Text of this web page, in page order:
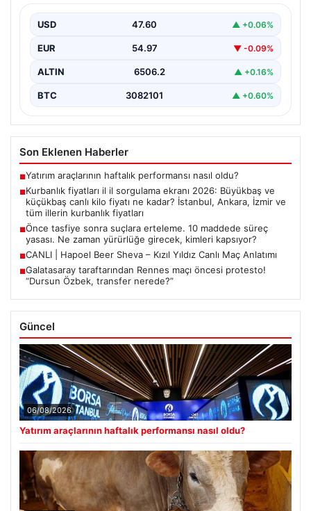
USD 47.60 ▲ +0.06%
EUR 54.97 ▼ -0.09%
ALTIN 6506.2 ▲ +0.16%
BTC 3082101 ▲ +0.60%
Son Eklenen Haberler
■Yatırım araçlarının haftalık performansı nasıl oldu?
■Kurbanlık fiyatları il il sorgulama ekranı 2026: Büyükbaş ve
küçükbaş canlı kilo fiyatı ne kadar? İstanbul, Ankara, İzmir ve
tüm illerin kurbanlık fiyatları
■Önce tasfiye sonra suçlara erteleme. 10 maddede süreç
yasası. Ne zaman yürürlüğe girecek, kimleri kapsıyor?
■CANLI | Hapoel Beer Sheva – Kızıl Yıldız Canlı Maç Anlatımı
■Galatasaray taraftarından Rennes maçı öncesi protesto!
“Dursun Özbek, transfer nerede?”
Güncel
06/08/2026
Yatırım araçlarının haftalık performansı nasıl oldu?